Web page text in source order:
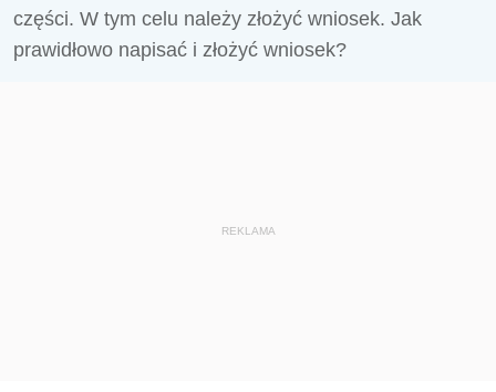
części. W tym celu należy złożyć wniosek. Jak
prawidłowo napisać i złożyć wniosek?
REKLAMA